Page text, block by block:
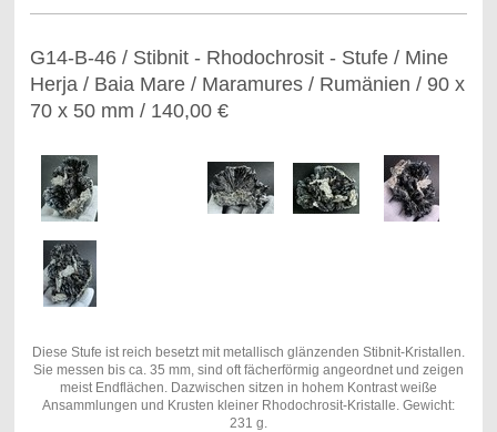
G14-B-46 / Stibnit - Rhodochrosit - Stufe / Mine
Herja / Baia Mare / Maramures / Rumänien / 90 x
70 x 50 mm / 140,00 €
Diese Stufe ist reich besetzt mit metallisch glänzenden Stibnit-Kristallen.
Sie messen bis ca. 35 mm, sind oft fächerförmig angeordnet und zeigen
meist Endflächen. Dazwischen sitzen in hohem Kontrast weiße
Ansammlungen und Krusten kleiner Rhodochrosit-Kristalle. Gewicht:
231 g.